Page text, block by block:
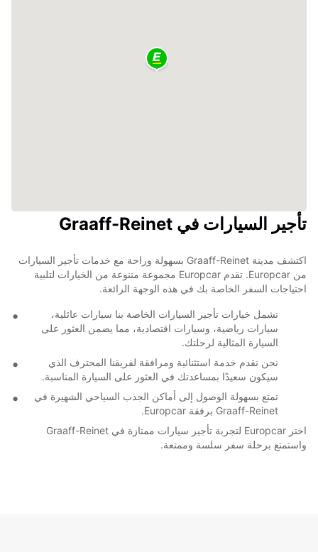
تأجير السيارات في Graaff-Reinet
اكتشف مدينة Graaff-Reinet بسهولة وراحة مع خدمات تأجير السيارات
من Europcar. تقدم Europcar مجموعة متنوعة من الخيارات لتلبية
احتياجات السفر الخاصة بك في هذه الوجهة الرائعة.
تشمل خيارات تأجير السيارات الخاصة بنا سيارات عائلية،
سيارات رياضية، وسيارات اقتصادية، مما يضمن العثور على
السيارة المثالية لرحلتك.
نحن نقدم خدمة استثنائية ومرافقة لفريقنا المحترف الذي
سيكون سعيدًا بمساعدتك في العثور على السيارة المناسبة.
تمتع بسهولة الوصول إلى أماكن الجذب السياحي الشهيرة في
Graaff-Reinet برفقة Europcar.
اختر Europcar لتجربة تأجير سيارات ممتازة في Graaff-Reinet
واستمتع برحلة سفر سلسة وممتعة.